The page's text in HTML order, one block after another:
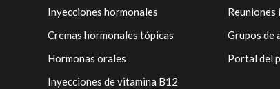
Inyecciones hormonales
Cremas hormonales tópicas
Hormonas orales
Inyecciones de vitamina B12
Grupos de
Portal del